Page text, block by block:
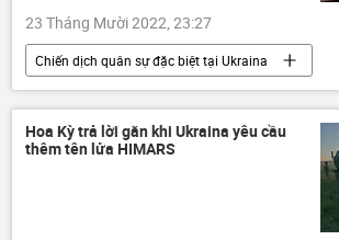
23 Tháng Mười 2022, 23:27
Chiến dịch quân sự đặc biệt tại Ukraina
Thế giới
Cuộc khủng hoảng ở Ukraina
Ukraina
Anh
Quân sự
Chính trị
Hoa Kỳ trả lời gằn khi Ukraina yêu cầu
thêm tên lửa HIMARS